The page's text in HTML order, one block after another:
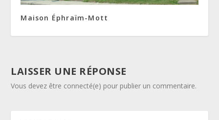
Maison Éphraïm-Mott
LAISSER UNE RÉPONSE
Vous devez être connecté(e) pour publier un commentaire.